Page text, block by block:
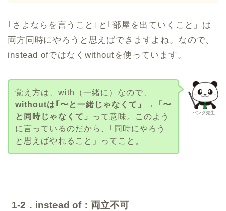
｢さよならを言うこと｣と｢部屋を出ていくこと」は
両方同時にやろうと思えばできますよね。なので、
instead ofではなくwithoutを使っています。
パンダ先生
覚え方は、with（一緒に）なので、
withoutは｢〜と一緒じゃなくて」→「〜
と同時じゃなくて」
って意味。このよう
に言っているのだから、｢同時にやろう
と思えばやれること」ってこと。
1-2．instead of：両立不可